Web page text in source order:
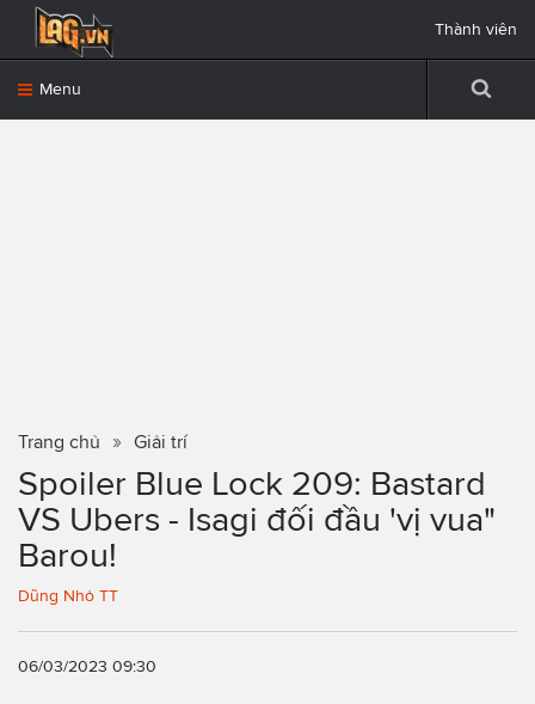
Menu
Thành viên
Trang chủ Giải trí
Spoiler Blue Lock 209: Bastard
VS Ubers - Isagi đối đầu 'vị vua"
Barou!
Dũng Nhỏ TT
06/03/2023 09:30